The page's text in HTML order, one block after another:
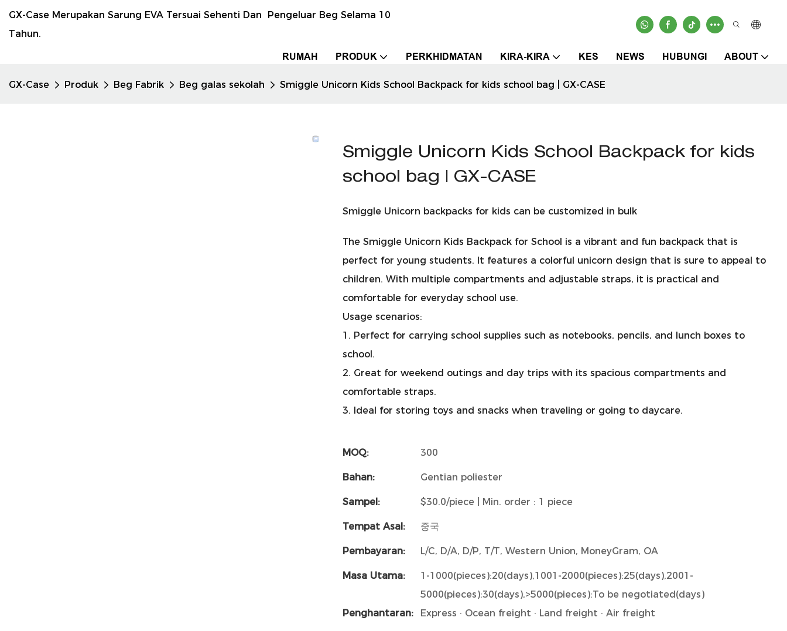
GX-Case Merupakan Sarung EVA Tersuai Sehenti Dan Pengeluar Beg Selama 10
Tahun.
RUMAH PRODUK PERKHIDMATAN KIRA-KIRA KES NEWS HUBUNGI ABOUT
GX-Case Produk Beg Fabrik Beg galas sekolah Smiggle Unicorn Kids School Backpack for kids school bag | GX-CASE
Smiggle Unicorn Kids School Backpack for kids
school bag | GX-CASE
Smiggle Unicorn backpacks for kids can be customized in bulk
The Smiggle Unicorn Kids Backpack for School is a vibrant and fun backpack that is
perfect for young students. It features a colorful unicorn design that is sure to appeal to
children. With multiple compartments and adjustable straps, it is practical and
comfortable for everyday school use.
Usage scenarios:
1. Perfect for carrying school supplies such as notebooks, pencils, and lunch boxes to
school.
2. Great for weekend outings and day trips with its spacious compartments and
comfortable straps.
3. Ideal for storing toys and snacks when traveling or going to daycare.
MOQ: 300
Bahan: Gentian poliester
Sampel: $30.0/piece | Min. order : 1 piece
Tempat Asal: 중국
Pembayaran: L/C, D/A, D/P, T/T, Western Union, MoneyGram, OA
Masa Utama:
1-1000(pieces):20(days),1001-2000(pieces):25(days),2001-
5000(pieces):30(days),>5000(pieces):To be negotiated(days)
Penghantaran:
Express · Ocean freight · Land freight · Air freight